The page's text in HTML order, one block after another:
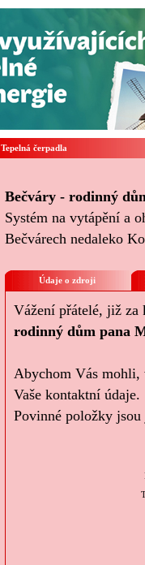
Tepelná čerpadla
Bečváry - rodinný
Systém na vytápění a
Bečvárech nedaleko
Údaje o zdroji
Vážení přátelé, již
rodinný dům pana
Abychom Vás mohli,
Vaše kontaktní údaje.
Povinné položky